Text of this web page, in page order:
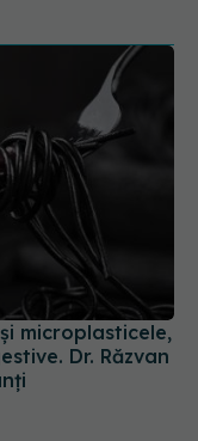
Dr. Răzvan